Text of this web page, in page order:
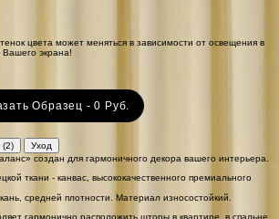
цвета может меняться в зависимости от освещения в
экрана!
Образец - 0 Руб.
(2)
Уход
создан для гармоничного декора вашего интерьера.
ткани - канвас, высококачественного премиального
средней плотности. Материал износостойкий.
гармонично расположить шторы в квартире, в спальне